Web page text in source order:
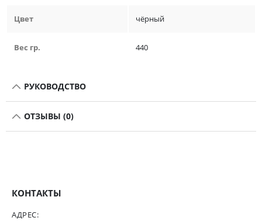
Цвет чёрный
Вес гр. 440
РУКОВОДСТВО
ОТЗЫВЫ (0)
КОНТАКТЫ
АДРЕС: